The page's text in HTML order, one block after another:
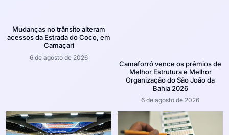
Mudanças no trânsito alteram
acessos da Estrada do Coco, em
Camaçari
6 de agosto de 2026
Camaforró vence os prêmios de
Melhor Estrutura e Melhor
Organização do São João da
Bahia 2026
6 de agosto de 2026